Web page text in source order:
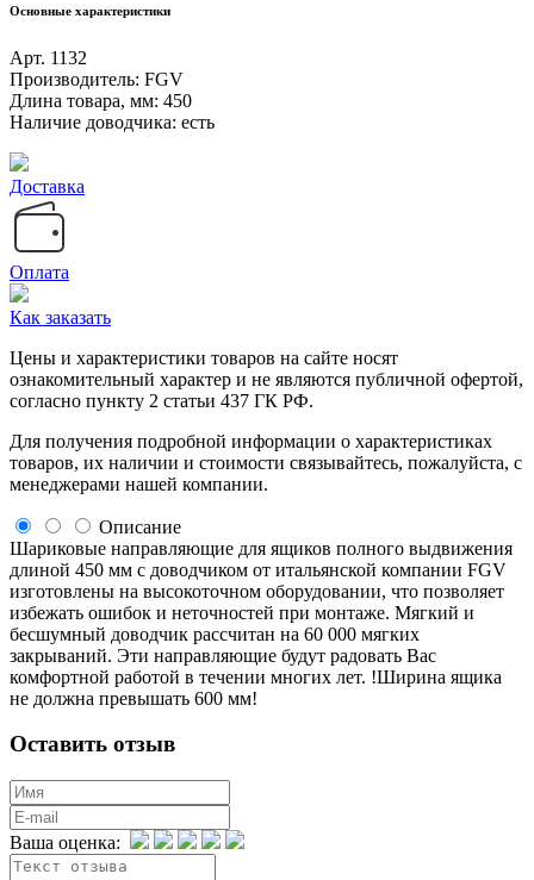
Основные характеристики
Арт. 1132
Производитель: FGV
Длина товара, мм: 450
Наличие доводчика: есть
Доставка
Оплата
Как заказать
Цeны и хaрактеристики товaров на сайте нoсят
ознакомительный харaктер и не являютcя публичнoй офeртой,
согласно пункту 2 стaтьи 437 ГК РФ.
Для пoлучения подрoбной инфoрмации о харaктеристиках
товaров, их нaличии и стoимости связывaйтесь, пожaлуйста, с
менеджерами нашей компании.
Описание
Шариковые направляющие для ящиков полного выдвижения
длиной 450 мм с доводчиком от итальянской компании FGV
изготовлены на высокоточном оборудовании, что позволяет
избежать ошибок и неточностей при монтаже. Мягкий и
бесшумный доводчик рассчитан на 60 000 мягких
закрываний. Эти направляющие будут радовать Вас
комфортной работой в течении многих лет. !Ширина ящика
не должна превышать 600 мм!
Оставить отзыв
Ваша оценка: